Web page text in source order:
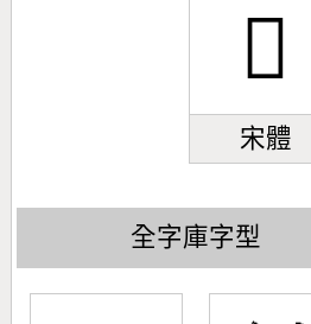
𫍙
宋體
全字庫字型